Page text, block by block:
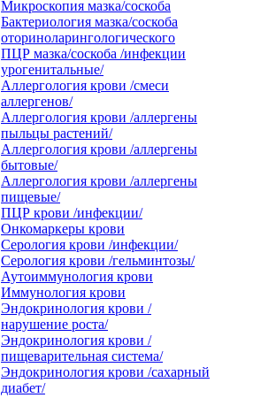
Микроскопия мазка/соскоба
Бактериология мазка/соскоба
оториноларингологического
ПЦР мазка/соскоба /инфекции
урогенитальные/
Аллергология крови /смеси
аллергенов/
Аллергология крови /аллергены
пыльцы растений/
Аллергология крови /аллергены
бытовые/
Аллергология крови /аллергены
пищевые/
ПЦР крови /инфекции/
Онкомаркеры крови
Серология крови /инфекции/
Серология крови /гельминтозы/
Аутоиммунология крови
Иммунология крови
Эндокринология крови /
нарушение роста/
Эндокринология крови /
пищеварительная система/
Эндокринология крови /сахарный
диабет/